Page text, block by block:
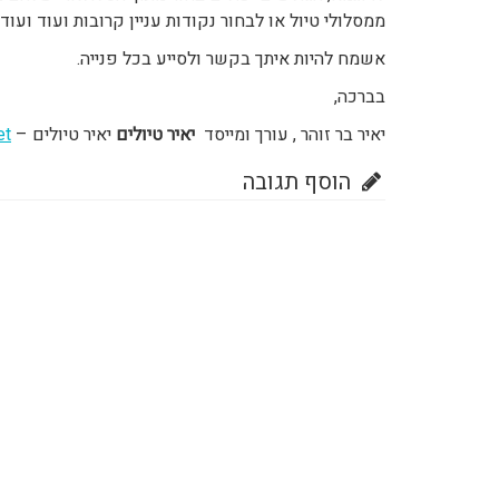
ממסלולי טיול או לבחור נקודות עניין קרובות ועוד
אשמח להיות איתך בקשר ולסייע בכל פנייה.
בברכה,
יאיר בר זוהר , עורך ומייסד יאיר טיולים יאיר טיולים –
הוסף תגובה